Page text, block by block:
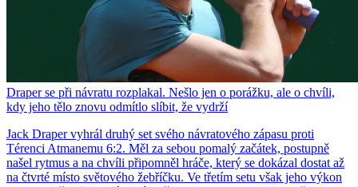
Draper se při návratu rozplakal. Nešlo jen o porážku, ale o chvíli,
kdy jeho tělo znovu odmítlo slíbit, že vydrží
Jack Draper vyhrál druhý set svého návratového zápasu proti
Térenci Atmanemu 6:2. Měl za sebou pomalý začátek, postupně
našel rytmus a na chvíli připomněl hráče, který se dokázal dostat až
na čtvrté místo světového žebříčku. Ve třetím setu však jeho výkon